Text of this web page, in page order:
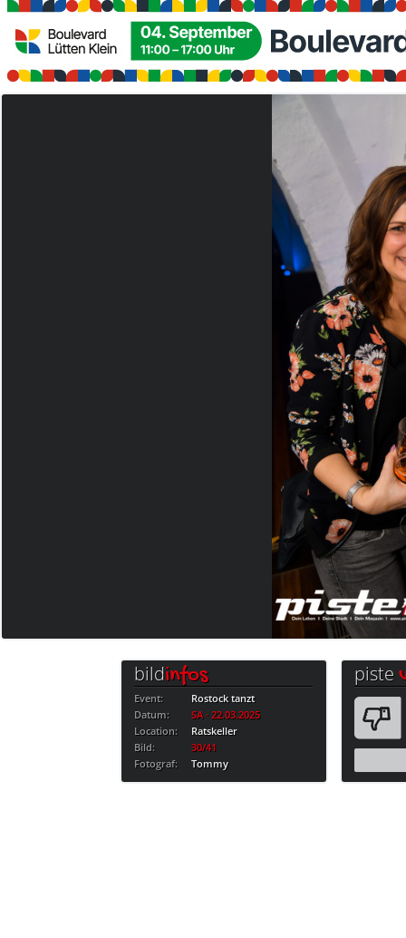
bildinfos
Event:
Rostock tanzt
Datum:
SA · 22.03.2025
Location:
Ratskeller
Bild:
30/41
Fotograf:
Tommy
piste